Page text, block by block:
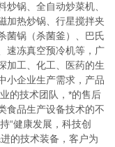
锅、全自动炒菜机、
加热炒锅、行星搅拌夹
菌锅（杀菌釜）、巴氏
速冻真空预冷机等，广
加工、化工、医药的生
小企业生产需求，产品
的技术团队，*的售后
食品生产设备技术的不
“健康发展，科技创
的技术装备，客户为